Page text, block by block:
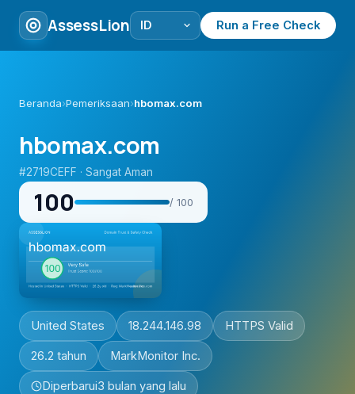
AssessLion Run a Free Check
Beranda›Pemeriksaan›hbomax.com
hbomax.com
#2719CEFF · Sangat Aman
100 / 100
United States 18.244.146.98 HTTPS Valid
26.2 tahun MarkMonitor Inc.
Diperbarui3 bulan yang lalu